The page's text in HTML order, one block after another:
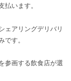
払います。
ェアリングデリバリ
です。
参画する飲食店が選